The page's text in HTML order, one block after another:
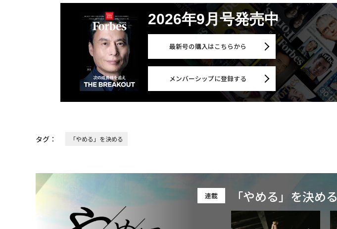
2026年9月号発売中
最新号の購入はこちらから
メンバーシップに登録する
タグ： 「やめる」を決める
連載 「やめる」を決める